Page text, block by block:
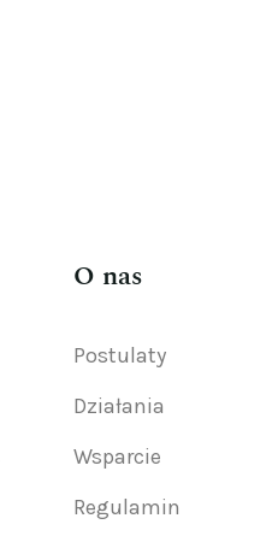
O nas
Postulaty
Działania
Wsparcie
Regulamin